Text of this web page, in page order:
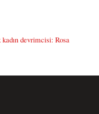
devrimcisi: Rosa